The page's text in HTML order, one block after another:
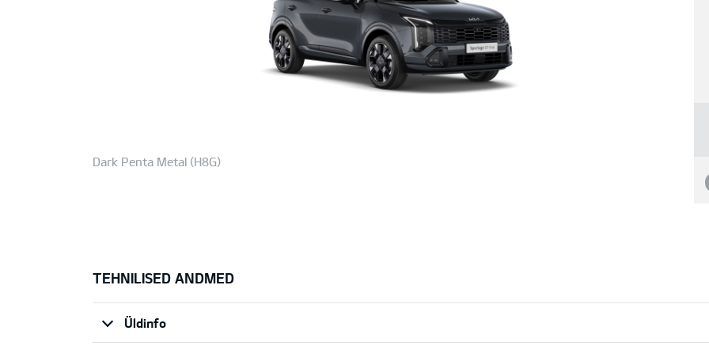
Dark Penta Metal (H8G)
TEHNILISED ANDMED
Üldinfo